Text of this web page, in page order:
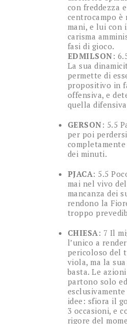
con freddezza
centrocampo è
mani, e lui con
carisma
fasi di gioco.
EDMILSON :
La sua
permette di
propositivo in
offensiva, e
quella
GERSON : 5.5
per poi
dei minuti.
PJACA: 5.5
mai nel vivo
mancanza dei
rendono la
troppo
CHIESA: 7 Il
l’unico a
pericoloso del
viola, ma la
basta. Le
partono solo ed
idee: sfiora il
3 occasioni, e
rigore del